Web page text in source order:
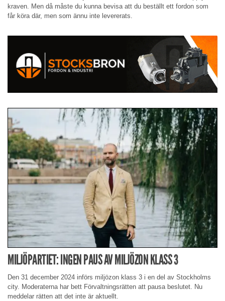
kraven. Men då måste du kunna bevisa att du beställt ett fordon som
får köra där, men som ännu inte levererats.
MILJÖPARTIET: INGEN PAUS AV MILJÖZON KLASS 3
Den 31 december 2024 införs miljözon klass 3 i en del av Stockholms
city. Moderaterna har bett Förvaltningsrätten att pausa beslutet. Nu
meddelar rätten att det inte är aktuellt.